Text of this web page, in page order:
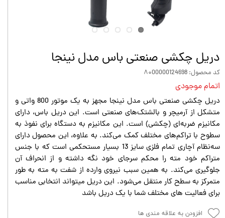
دریل چکشی صنعتی باس مدل نینجا
کد محصول: ۸۰00000124698
اتمام موجودی
دریل چکشی صنعتی باس مدل نینجا مجهز به یک موتور 800 واتی و
متشکل از آرمیچر و بالشتک‌های صنعتی است. این دریل باس، دارای
مکانیزم ضربه‌ای (چکشی) است. این مکانیزم به دستگاه برای نفوذ به
سطوح با تراکم‌های مختلف کمک می‌کند. به علاوه، این محصول دارای
سه‌نظام آچاری تمام فلزی سایز 13 بسیار مستحکمی است که با جنس
متراکم خود مته را محکم سرجای خود نگه داشته و از انحراف آن
جلوگیری می‌کند. به همین سبب نیروی وارده از شفت به مته به طور
متمرکز به سطح کار منتقل می‌شود. این دریل میتواند انتخابی مناسب
برای فعالیت های مختلف شما با یک دریل باشد
افزودن به علاقه مندی ها